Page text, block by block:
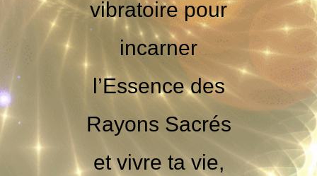
vibratoire pour
incarner
l’Essence des
Rayons Sacrés
et vivre ta vie,